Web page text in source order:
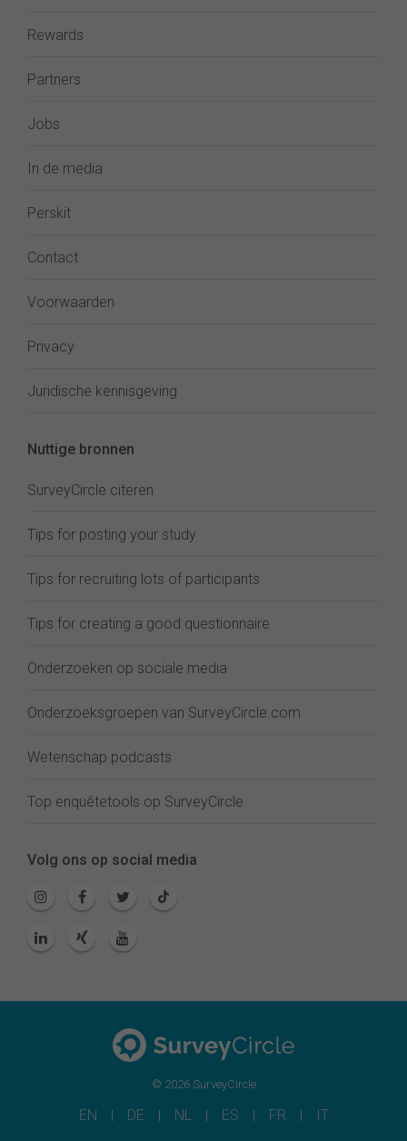
Rewards
Partners
Jobs
In de media
Perskit
Contact
Voorwaarden
Privacy
Juridische kennisgeving
Nuttige bronnen
SurveyCircle citeren
Tips for posting your study
Tips for recruiting lots of participants
Tips for creating a good questionnaire
Onderzoeken op sociale media
Onderzoeksgroepen van SurveyCircle.com
Wetenschap podcasts
Top enquêtetools op SurveyCircle
Volg ons op social media
© 2026 SurveyCircle
EN DE NL ES FR IT